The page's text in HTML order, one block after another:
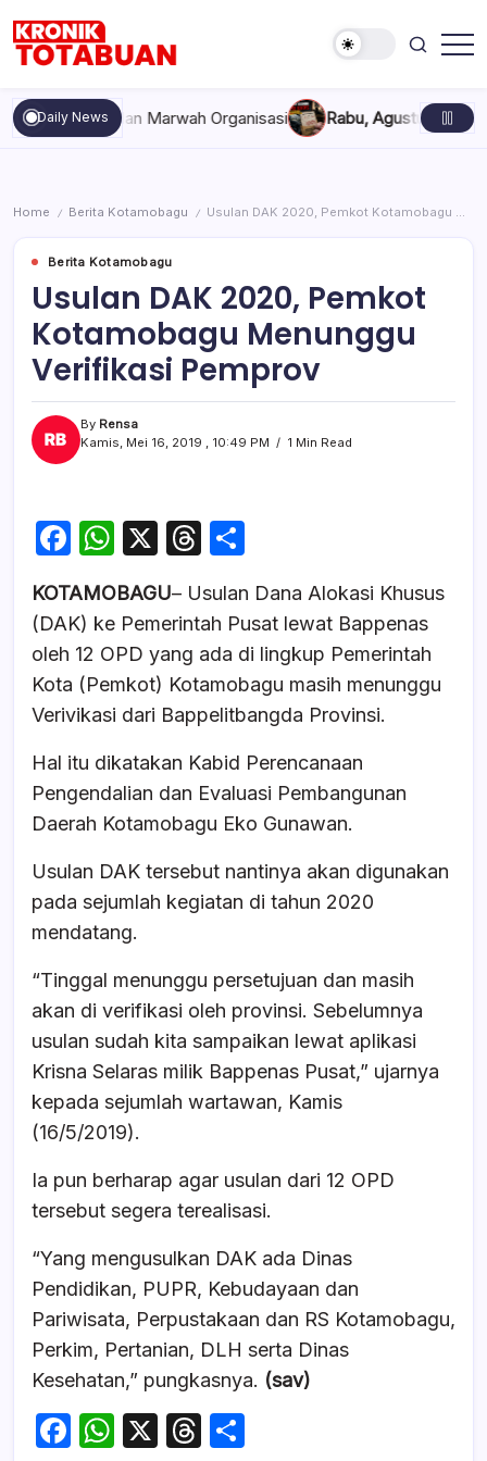
content
Totabuan
hari
ini
Kronik
Daily News
dan Marwah Organisasi Rabu, Agustus 5, 2026 ,
Home / Berita Kotamobagu / Usulan DAK 2020, Pemkot Kotamobagu Menunggu Verifikasi Pemprov
Berita Kotamobagu
Usulan DAK 2020, Pemkot
Kotamobagu Menunggu
Verifikasi Pemprov
By Rensa
Kamis, Mei 16, 2019 , 10:49 PM
1 Min Read
F
c
e
b
o
o
k
W
at
s
A
p
X
T
e
a
d
s
ar
e
KOTAMOBAGU– Usulan Dana Alokasi Khusus
(DAK) ke Pemerintah Pusat lewat Bappenas
oleh 12 OPD yang ada di lingkup Pemerintah
Kota (Pemkot) Kotamobagu masih menunggu
Verivikasi dari Bappelitbangda Provinsi.
Hal itu dikatakan Kabid Perencanaan
Pengendalian dan Evaluasi Pembangunan
Daerah Kotamobagu Eko Gunawan.
Usulan DAK tersebut nantinya akan digunakan
pada sejumlah kegiatan di tahun 2020
mendatang.
“Tinggal menunggu persetujuan dan masih
akan di verifikasi oleh provinsi. Sebelumnya
usulan sudah kita sampaikan lewat aplikasi
Krisna Selaras milik Bappenas Pusat,” ujarnya
kepada sejumlah wartawan, Kamis
(16/5/2019).
Ia pun berharap agar usulan dari 12 OPD
tersebut segera terealisasi.
“Yang mengusulkan DAK ada Dinas
Pendidikan, PUPR, Kebudayaan dan
Pariwisata, Perpustakaan dan RS Kotamobagu,
Perkim, Pertanian, DLH serta Dinas
Kesehatan,” pungkasnya. (sav)
F
W X
T